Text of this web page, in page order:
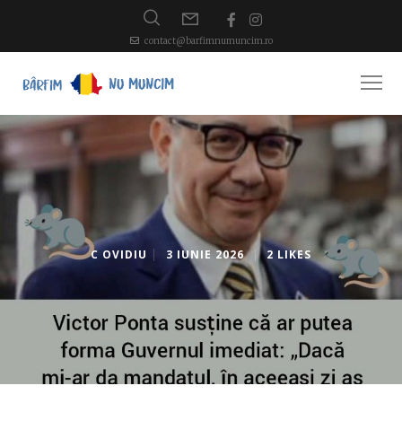
contact@barfimnumuncim.ro
C OVIDIU 3 IUNIE 2026 2 LIKES